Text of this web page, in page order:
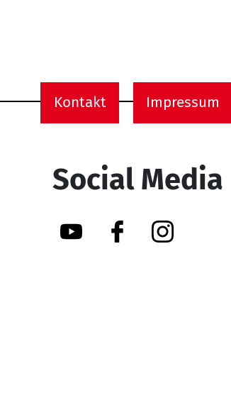
Kontakt Impressum
Social Media
YouTube FacebookInstagram